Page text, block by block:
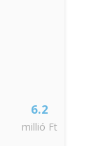
6.2
millió Ft